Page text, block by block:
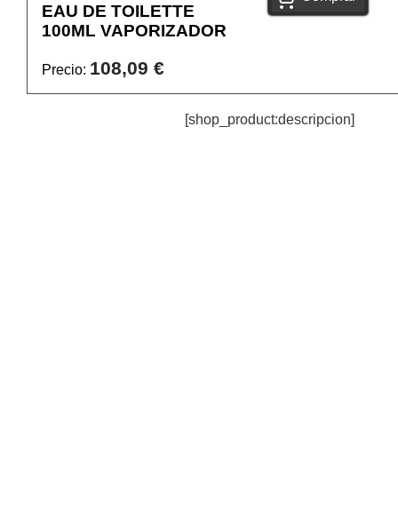
EAU DE TOILETTE
100ML VAPORIZADOR
Precio: 108,09 €
[shop_product:descripcion]